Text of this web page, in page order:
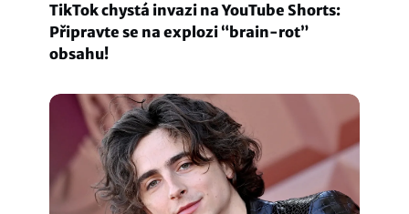
TikTok chystá invazi na YouTube Shorts:
Připravte se na explozi “brain-rot”
obsahu!